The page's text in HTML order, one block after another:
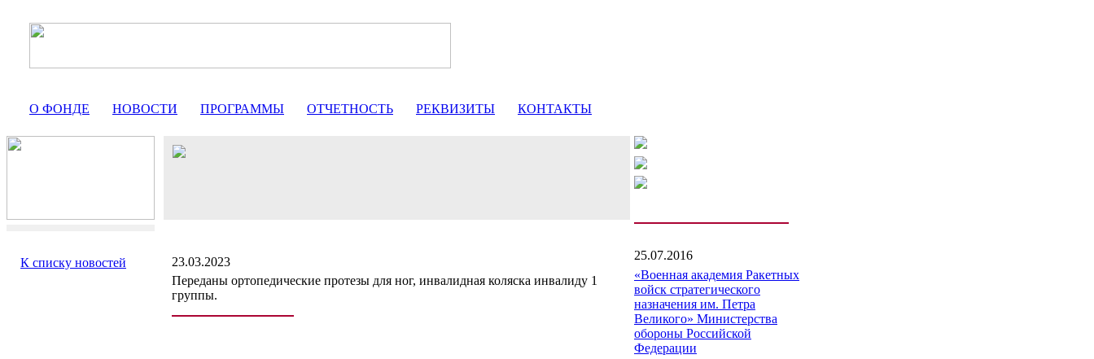
О ФОНДЕ НОВОСТИ ПРОГРАММЫ ОТЧЕТНОСТЬ РЕКВИЗИТЫ КОНТАКТЫ
К списку новостей
23.03.2023
Переданы ортопедические протезы для ног, инвалидная коляска инвалиду 1
группы.
25.07.2016
«Военная академия Ракетных
войск стратегического
назначения им. Петра
Великого» Министерства
обороны Российской
Федерации